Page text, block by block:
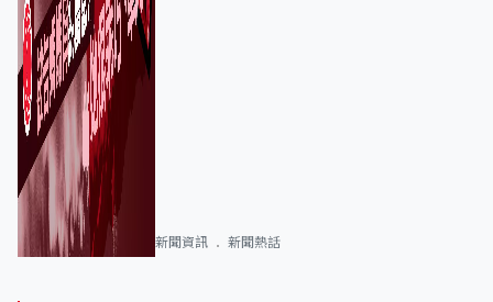
新聞資訊 新聞熱話